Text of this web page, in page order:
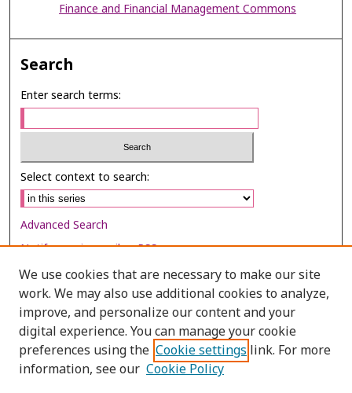
Finance and Financial Management Commons
Search
Enter search terms:
Select context to search:
Advanced Search
Notify me via email orRSS
Browse
Collections
Disciplines
Authors
We use cookies that are necessary to make our site
work. We may also use additional cookies to analyze,
improve, and personalize our content and your
digital experience. You can manage your cookie
preferences using the Cookie settings link. For more
information, see our Cookie Policy